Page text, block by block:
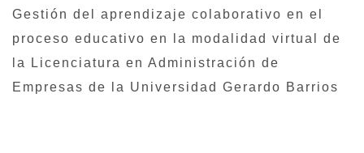
Gestión del aprendizaje colaborativo en el
proceso educativo en la modalidad virtual de
la Licenciatura en Administración de
Empresas de la Universidad Gerardo Barrios